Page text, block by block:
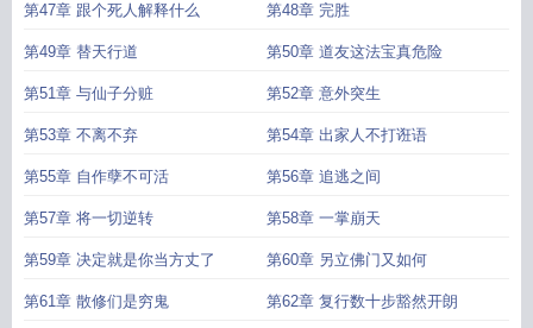
第47章 跟个死人解释什么 第48章 完胜
第49章 替天行道 第50章 道友这法宝真危险
第51章 与仙子分赃 第52章 意外突生
第53章 不离不弃 第54章 出家人不打诳语
第55章 自作孽不可活 第56章 追逃之间
第57章 将一切逆转 第58章 一掌崩天
第59章 决定就是你当方丈了 第60章 另立佛门又如何
第61章 散修们是穷鬼 第62章 复行数十步豁然开朗